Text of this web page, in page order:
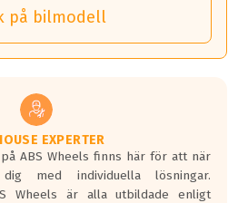
kör 10,000 km,
bränsle med ett
till F. Där A påvisar
och F är den
på bilmodell
EXPERTER
ABS Wheels finns här för att när
med individuella lösningar.
Wheels är alla utbildade enligt